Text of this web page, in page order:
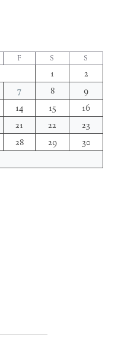
F S S
1
2
7 8
9
14 15
16
21 22
23
28 29
30